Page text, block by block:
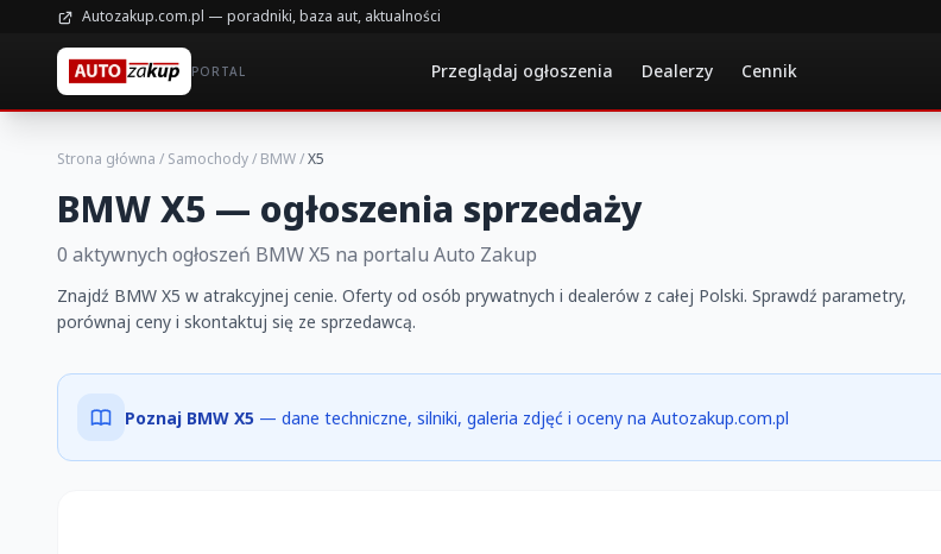
Autozakup.com.pl — poradniki, baza aut, aktualności
PORTAL Przeglądaj ogłoszenia Dealerzy Cennik
Strona główna / Samochody/ BMW/X5
BMW X5 — ogłoszenia sprzedaży
0 aktywnych ogłoszeń BMW X5 na portalu Auto Zakup
Znajdź BMW X5 w atrakcyjnej cenie. Oferty od osób prywatnych i dealerów z całej Polski. Sprawdź parametry,
porównaj ceny i skontaktuj się ze sprzedawcą.
Poznaj BMW X5 — dane techniczne, silniki, galeria zdjęć i oceny na Autozakup.com.pl